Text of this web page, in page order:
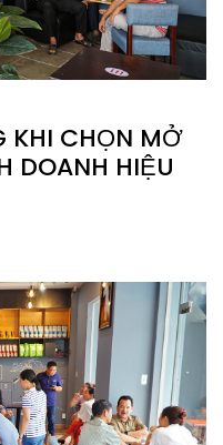
KHI CHỌN MỞ
DOANH HIỆU